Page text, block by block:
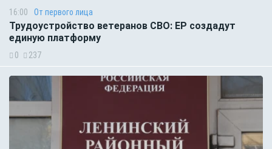
16:00 От первого лица
Трудоустройство ветеранов СВО: ЕР создадут
единую платформу
0 237